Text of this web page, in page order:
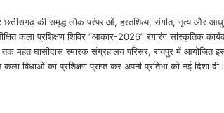
छत्तीसगढ़ की समृद्ध लोक परंपराओं, हस्तशिल्प, संगीत, नृत्य और
कला प्रशिक्षण शिविर “आकार-2026” रंगारंग सांस्कृतिक
महंत घासीदास स्मारक संग्रहालय परिसर, रायपुर में आयोजित
कला विधाओं का प्रशिक्षण प्राप्त कर अपनी प्रतिभा को नई दिशा दी।